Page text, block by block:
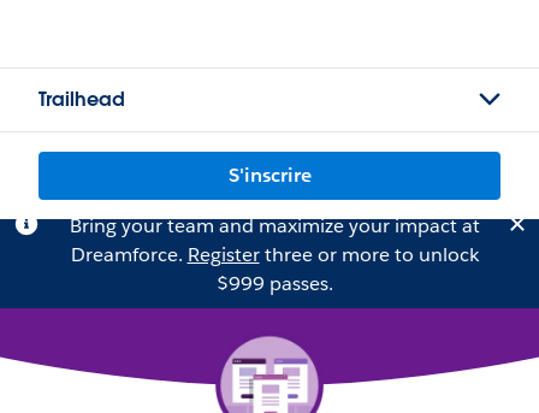
Trailhead
S'inscrire
Bring your team and maximize your impact at
Dreamforce. Registerthree or more to unlock
$999 passes.